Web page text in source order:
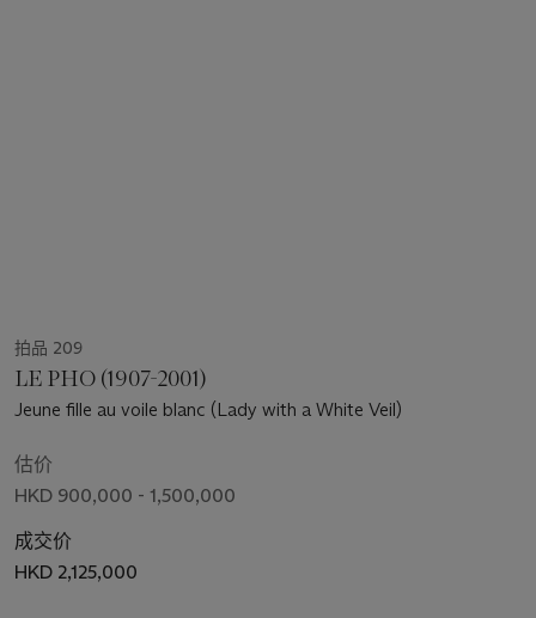
拍品 209
LE PHO (1907-2001)
Jeune fille au voile blanc (Lady with a White Veil)
估价
HKD 900,000 - 1,500,000
成交价
HKD 2,125,000